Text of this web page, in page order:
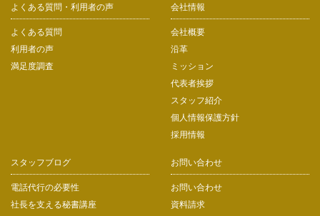
よくある質問・利用者の声
よくある質問
利用者の声
満足度調査
会社情報
会社概要
沿革
ミッション
代表者挨拶
スタッフ紹介
個人情報保護方針
採用情報
スタッフブログ
電話代行の必要性
社長を支える秘書講座
お問い合わせ
お問い合わせ
資料請求